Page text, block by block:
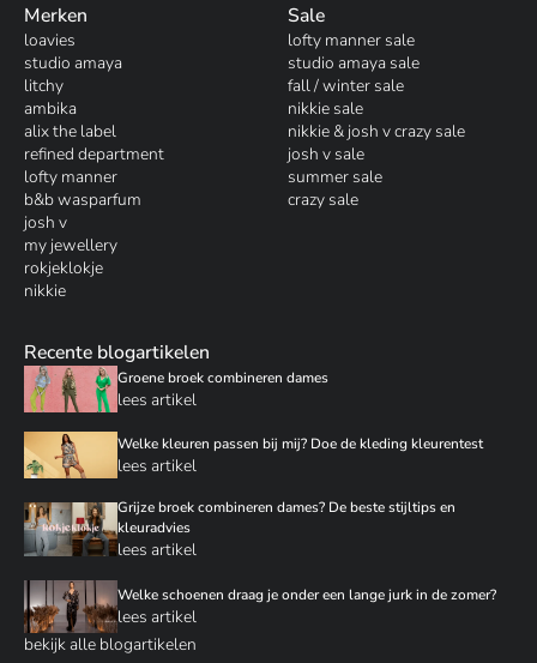
Merken
loavies
studio amaya
litchy
ambika
alix the label
refined department
lofty manner
b&b wasparfum
josh v
my jewellery
rokjeklokje
nikkie
Sale
lofty manner sale
studio amaya sale
fall / winter sale
nikkie sale
nikkie & josh v crazy sale
josh v sale
summer sale
crazy sale
Recente blogartikelen
Groene broek combineren dames
lees artikel
Welke kleuren passen bij mij? Doe de kleding kleurentest
lees artikel
Grijze broek combineren dames? De beste stijltips en
kleuradvies
lees artikel
Welke schoenen draag je onder een lange jurk in de zomer?
lees artikel
bekijk alle blogartikelen